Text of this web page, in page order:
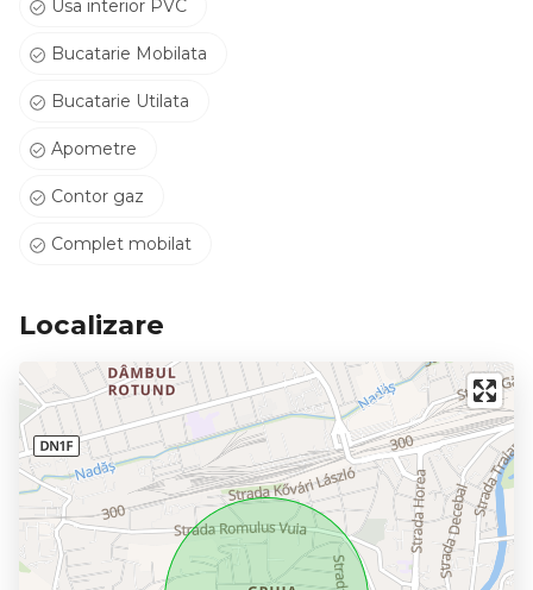
Usa interior PVC
Bucatarie Mobilata
Bucatarie Utilata
Apometre
Contor gaz
Complet mobilat
Localizare